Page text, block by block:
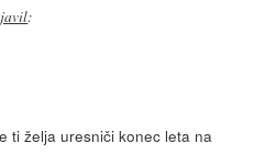
:
ti želja uresniči konec leta na